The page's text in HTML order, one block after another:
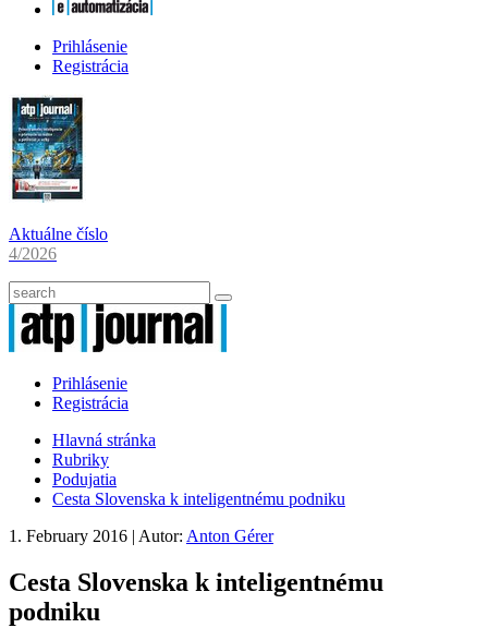
Prihlásenie
Registrácia
Aktuálne číslo
4/2026
Prihlásenie
Registrácia
Hlavná stránka
Rubriky
Podujatia
Cesta Slovenska k inteligentnému podniku
1. February 2016 | Autor: Anton Gérer
Cesta Slovenska k inteligentnému
podniku